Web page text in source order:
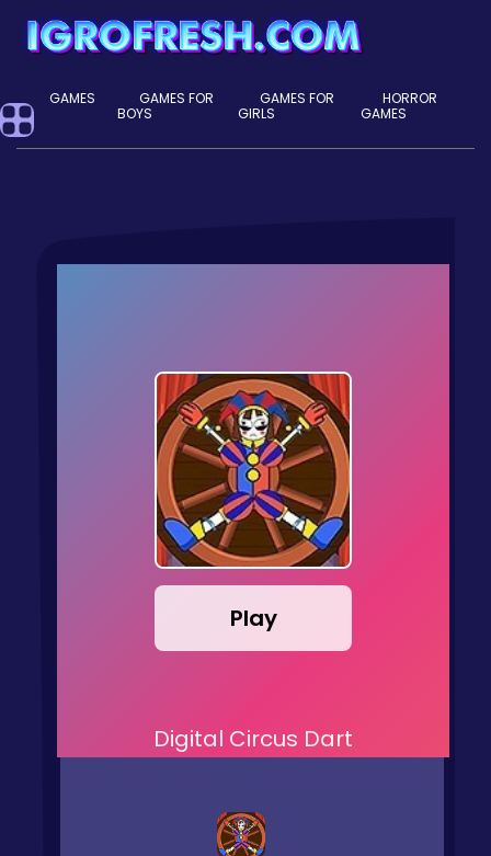
GAMES
GAMES FOR
BOYS
GAMES FOR
GIRLS
HORROR
GAMES
Play
Digital Circus Dart